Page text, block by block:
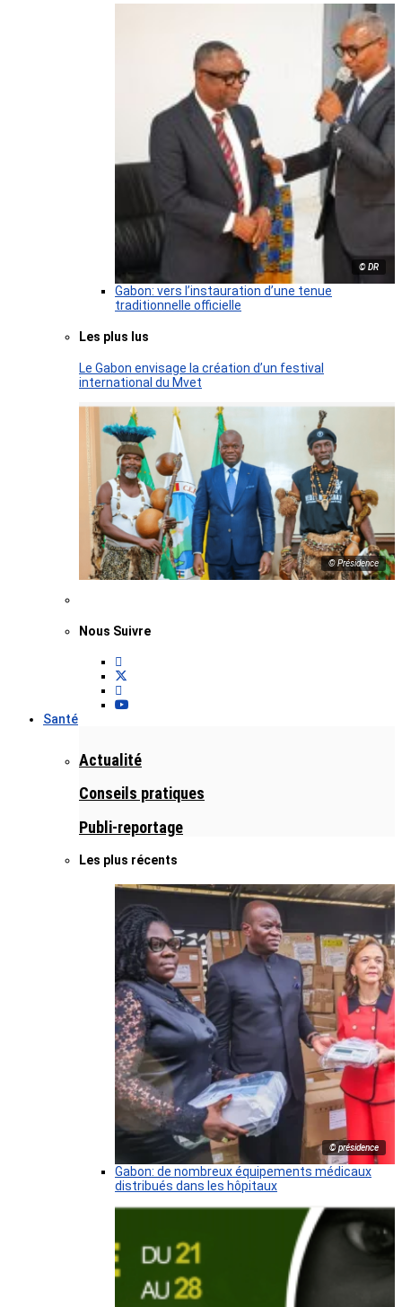
© DR
Gabon: vers l’instauration d’une tenue
traditionnelle officielle
Les plus lus
Le Gabon envisage la création d’un festival
international du Mvet
© Présidence
Nous Suivre
Santé
Actualité
Conseils pratiques
Publi-reportage
Les plus récents
© présidence
Gabon: de nombreux équipements médicaux
distribués dans les hôpitaux